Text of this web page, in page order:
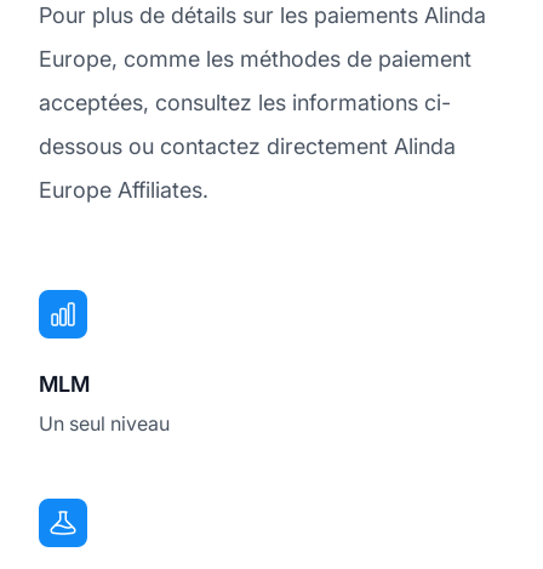
Pour plus de détails sur les paiements Alinda
Europe, comme les méthodes de paiement
acceptées, consultez les informations ci-
dessous ou contactez directement Alinda
Europe Affiliates.
MLM
Un seul niveau